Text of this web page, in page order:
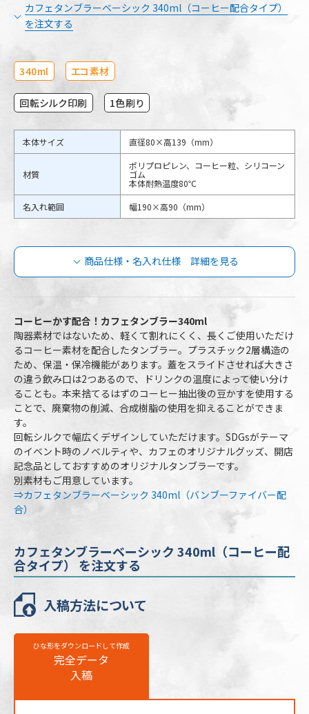
カフェタンブラーベーシック 340ml（コーヒー配合タイプ）
を注文する
340ml エコ素材
回転シルク印刷 1色刷り
本体サイズ 直径80×高139（mm）
材質
ポリプロピレン、コーヒー粒、シリコーン
ゴム
本体耐熱温度80℃
名入れ範囲
幅190×高90（mm）
商品仕様・名入れ仕様 詳細を見る
カフェタンブラーベーシック 340ml（コ
ーヒー配合タイプ）の商品仕様
品番
TS-1764-028
TS-1764-007
TS-1764-009
容量
340ml
本体カラー
3色より選択
最小ロット
30個
個包装
PE袋、紙箱（幅80×高150×奥80mm）
のし
不可
最短出荷予定日
カフェタンブラーベーシック 340ml（コー
ヒー配合タイプ）の名入れ仕様
名入れ方法
名入れ箇所
名入れ色
標準カラー24色より1色選択
生じる場合がございます。
コーヒーかす配合！カフェタンブラー340ml
陶器素材ではないため、軽くて割れにくく、長くご使用いただけ
るコーヒー素材を配合したタンブラー。プラスチック2層構造の
ため、保温・保冷機能があります。蓋をスライドさせれば大きさ
の違う飲み口は2つあるので、ドリンクの温度によって使い分け
ることも。本来捨てるはずのコーヒー抽出後の豆かすを使用する
ことで、廃棄物の削減、合成樹脂の使用を抑えることができま
す。
回転シルクで幅広くデザインしていただけます。SDGsがテーマ
のイベント時のノベルティや、カフェのオリジナルグッズ、開店
記念品としておすすめのオリジナルタンブラーです。
別素材もご用意しています。
⇒カフェタンブラーベーシック 340ml（バンブーファイバー配
合）
カフェタンブラーベーシック 340ml（コーヒー配
合タイプ） を注文する
入稿方法について
ひな形をダウンロードして作成
完全データ
入稿